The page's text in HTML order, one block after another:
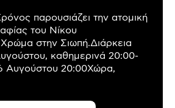
παρουσιάζει την ατομική
του Νίκου
στην Σιωπή.Διάρκεια
καθημερινά 20:00-
Αυγούστου 20:00Χώρα,